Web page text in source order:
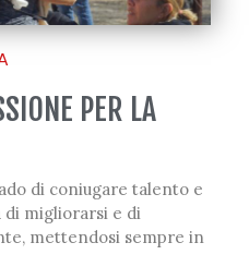
PER LA
di coniugare talento e
di migliorarsi e di
mettendosi sempre in